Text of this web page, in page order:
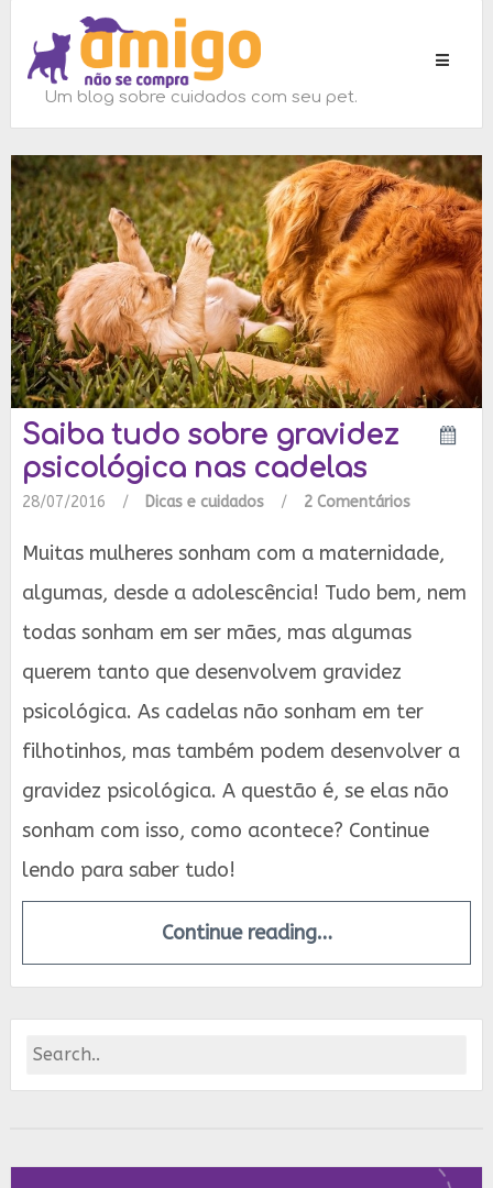
Toggle
Um blog sobre cuidados com seu pet.
Saiba tudo sobre gravidez
psicológica nas cadelas
28/07/2016 / Dicas e cuidados / 2 Comentários
Muitas mulheres sonham com a maternidade,
algumas, desde a adolescência! Tudo bem, nem
todas sonham em ser mães, mas algumas
querem tanto que desenvolvem gravidez
psicológica. As cadelas não sonham em ter
filhotinhos, mas também podem desenvolver a
gravidez psicológica. A questão é, se elas não
sonham com isso, como acontece? Continue
lendo para saber tudo!
Continue reading…